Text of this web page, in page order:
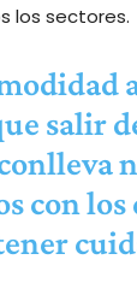
los sectores.
salir
con los